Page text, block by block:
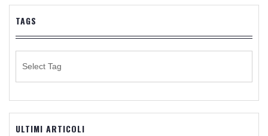
TAGS
ULTIMI ARTICOLI